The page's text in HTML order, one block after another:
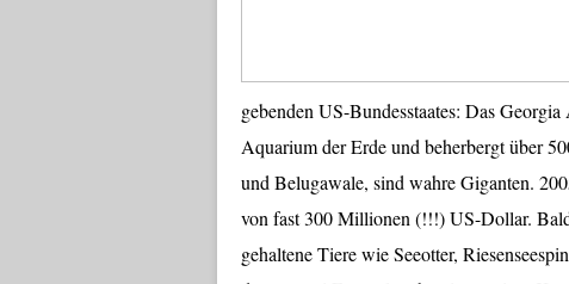
gebenden US-Bundesstaates: Das
Aquarium der Erde und beherbergt über
und Belugawale, sind wahre Giganten.
von fast 300 Millionen (!!!) US-Dollar.
gehaltene Tiere wie Seeotter,